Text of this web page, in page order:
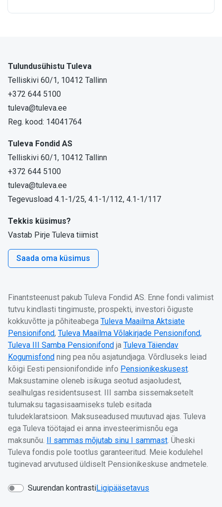
Tulundusühistu Tuleva
Telliskivi 60/1, 10412 Tallinn
+372 644 5100
tuleva@tuleva.ee
Reg. kood: 14041764
Tuleva Fondid AS
Telliskivi 60/1, 10412 Tallinn
+372 644 5100
tuleva@tuleva.ee
Tegevusload 4.1-1/25, 4.1-1/112, 4.1-1/117
Tekkis küsimus?
Vastab Pirje Tuleva tiimist
Saada oma küsimus
Finantsteenust pakub Tuleva Fondid AS. Enne fondi valimist
tutvu kindlasti tingimuste, prospekti, investori õiguste
kokkuvõtte ja põhiteabega Tuleva Maailma Aktsiate
Pensionifond, Tuleva Maailma Võlakirjade Pensionifond,
Tuleva III Samba Pensionifond ja Tuleva Täiendav
Kogumisfond ning pea nõu asjatundjaga. Võrdluseks leiad
kõigi Eesti pensionifondide info Pensionikeskusest.
Maksustamine oleneb isikuga seotud asjaoludest,
sealhulgas residentsusest. III samba sissemaksetelt
tulumaksu tagasisaamiseks tuleb esitada
tuludeklaratsioon. Maksuseadused muutuvad ajas. Tuleva
ega Tuleva töötajad ei anna investeerimisnõu ega
maksunõu. II sammas mõjutab sinu I sammast. Üheski
Tuleva fondis pole tootlus garanteeritud. Meie kodulehel
tuginevad arvutused üldiselt Pensionikeskuse andmetele.
Suurendan kontrastiLigipääsetavus